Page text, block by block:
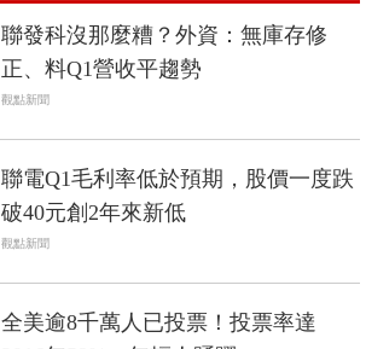
聯發科沒那麼糟？外資：無庫存修
正、料Q1營收平趨勢
觀點新聞
聯電Q1毛利率低於預期，股價一度跌
破40元創2年來新低
觀點新聞
全美逾8千萬人已投票！投票率達